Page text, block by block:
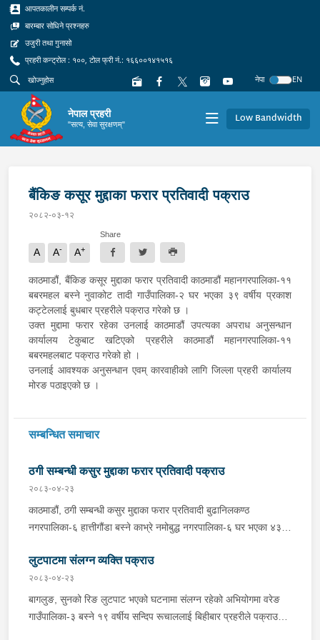
आपतकालीन सम्पर्क नं.
बारम्बार सोधिने प्रश्नहरु
उजुरी तथा गुनासो
प्रहरी कन्ट्रोल : १००, टोल फ्री नं.: १६६००१४१५१६
नेपा
EN
नेपाल प्रहरी
"सत्य, सेवा सुरक्षणम्" Low Bandwidth
बैंकिङ कसूर मुद्दाका फरार प्रतिवादी पक्राउ
२०८२-०३-१२
A A- A+
Share
काठमाडौं, बैंकिङ कसूर मुद्दाका फरार प्रतिवादी काठमाडौं महानगरपालिका-११
बबरमहल बस्ने नुवाकोट तादी गाउँपालिका-२ घर भएका ३९ वर्षीय प्रकाश
कट्टेललाई बुधबार प्रहरीले पक्राउ गरेको छ ।
उक्त मुद्दामा फरार रहेका उनलाई काठमाडौं उपत्यका अपराध अनुसन्धान
कार्यालय टेकुबाट खटिएको प्रहरीले काठमाडौं महानगरपालिका-११
बबरमहलबाट पक्राउ गरेको हो ।
उनलाई आवश्यक अनुसन्धान एवम् कारवाहीको लागि जिल्ला प्रहरी कार्यालय
मोरङ पठाइएको छ ।
सम्बन्धित समाचार
ठगी सम्बन्धी कसुर मुद्दाका फरार प्रतिवादी पक्राउ
२०८३-०४-२३
काठमाडौं, ठगी सम्बन्धी कसुर मुद्दाका फरार प्रतिवादी बुढानिलकण्ठ
नगरपालिका-६ हात्तीगौंडा बस्ने काभ्रे नमोबुद्ध नगरपालिका-६ घर भएका ४३
फरार रहेका उनलाई काठमाडौं उपत्यका अपराध अनुसन्धान कार्यालय टेकुबाट
खटिएको प्रहरीले काठमाडौं महानगरपालिका-४ धुम्बाराहीबाट पक्राउ गरेको हो
। उनलाई फैसला कार्यान्वयनको लागि जिल्ला अदालत काठमाडौंमा पेश गरिएको
छ ।
लुटपाटमा संलग्न व्यक्ति पक्राउ
२०८३-०४-२३
बागलुङ, सुनको रिङ लुटपाट भएको घटनामा संलग्न रहेको अभियोगमा वरेङ
गाउँपालिका-३ बस्ने १९ वर्षीय सन्दिप रूचाललाई बिहीबार प्रहरीले पक्राउ